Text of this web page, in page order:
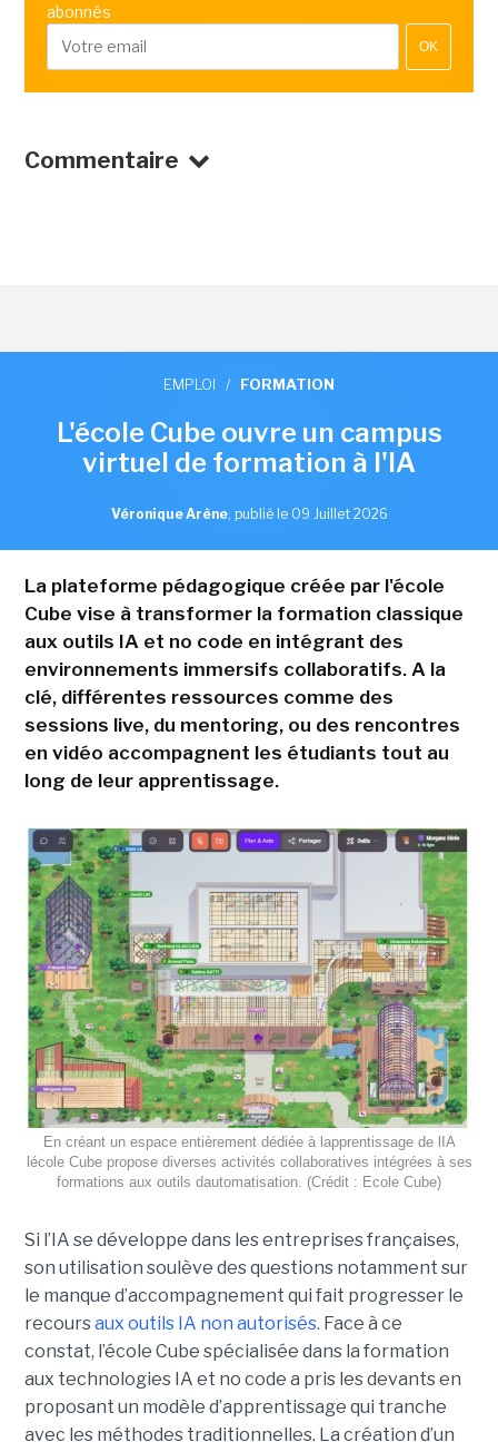
abonnés
OK
Commentaire
EMPLOI / FORMATION
L'école Cube ouvre un campus
virtuel de formation à l'IA
Véronique Arène, publié le 09 Juillet 2026
La plateforme pédagogique créée par l'école
Cube vise à transformer la formation classique
aux outils IA et no code en intégrant des
environnements immersifs collaboratifs. A la
clé, différentes ressources comme des
sessions live, du mentoring, ou des rencontres
en vidéo accompagnent les étudiants tout au
long de leur apprentissage.
En créant un espace entièrement dédiée à lapprentissage de lIA
lécole Cube propose diverses activités collaboratives intégrées à ses
formations aux outils dautomatisation. (Crédit : Ecole Cube)
Si l’IA se développe dans les entreprises françaises,
son utilisation soulève des questions notamment sur
le manque d’accompagnement qui fait progresser le
recoursaux outils IA non autorisés. Face à ce
constat, l’école Cube spécialisée dans la formation
aux technologies IA et no code a pris les devants en
proposant un modèle d’apprentissage qui tranche
avec les méthodes traditionnelles. La création d’un